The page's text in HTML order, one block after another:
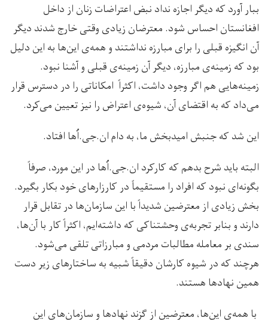
ببار آورد که دیگر اجازه نداد نبض اعتراضات زنان از داخل
افغانستان احساس شود. معترضان زیادی وقتی خارج شدند دیگر
آن انگیزه قبلی را برای مبارزه نداشتند و همه‌ی این‌ها به این دلیل
بود که زمینه‌ی مبارزه، دیگر آن زمینه‌ی قبلی و آشنا نبود.
زمینه‌هایی هم اگر وجود داشت، اکثراً امکاناتی را در دسترس قرار
می‌داد که به اقتضای آن، شیوه‌ی اعتراض را نیز تعیین می‌کرد.
این شد که جنبش امیدبخش ما، به دام ان.جی.اُها افتاد.
البته باید شرح بدهم که کارکرد ان.جی.اُها در این مورد، صرفاً
بگونه‌ای نبود که افراد را مستقیماً در کارزارهای خود بکار بگیرد.
بخش زیادی از معترضین شدیداً با این سازمان‌ها در تقابل قرار
دارند و بنابر تجربه‌ی وحشتناکی که داشته‌ایم، اکثراً کار با آن‌ها،
سندی بر معامله‌ مطالبات مردمی و مبارزاتی تلقی می‌شود.
هرچند که در شیوه کارشان دقیقاً شبیه به ساختارهای زیر دست
همین نهادها هستند.
با همه‌ی این‌ها، معترضین از گزند نهادها و سازمان‌های این